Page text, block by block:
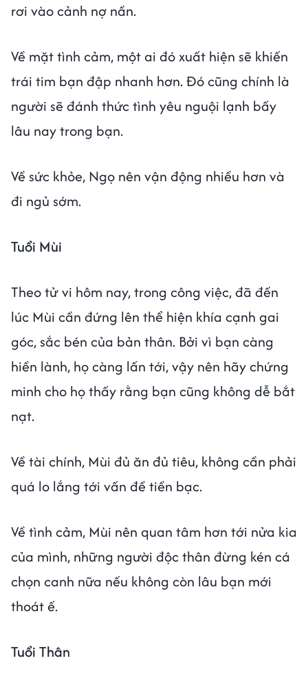
rơi vào cảnh nợ nần.
Về mặt tình cảm, một ai đó xuất hiện sẽ khiến
trái tim bạn đập nhanh hơn. Đó cũng chính là
người sẽ đánh thức tình yêu nguội lạnh bấy
lâu nay trong bạn.
Về sức khỏe, Ngọ nên vận động nhiều hơn và
đi ngủ sớm.
Tuổi Mùi
Theo tử vi hôm nay, trong công việc, đã đến
lúc Mùi cần đứng lên thể hiện khía cạnh gai
góc, sắc bén của bản thân. Bởi vì bạn càng
hiền lành, họ càng lấn tới, vậy nên hãy chứng
minh cho họ thấy rằng bạn cũng không dễ bắt
nạt.
Về tài chính, Mùi đủ ăn đủ tiêu, không cần phải
quá lo lắng tới vấn đề tiền bạc.
Về tình cảm, Mùi nên quan tâm hơn tới nửa kia
của mình, những người độc thân đừng kén cá
chọn canh nữa nếu không còn lâu bạn mới
thoát ế.
Tuổi Thân